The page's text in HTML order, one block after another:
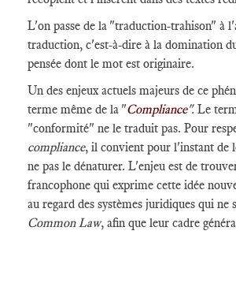
L'on passe de la "traduction-trahison" à
traduction, c'est-à-dire à la domination
pensée dont le mot est originaire.
Un des enjeux actuels majeurs de ce
terme même de la "Compliance". Le
"conformité" ne le traduit pas. Pour
compliance, il convient pour l'instant de
ne pas le dénaturer. L'enjeu est de
francophone qui exprime cette idée
au regard des systèmes juridiques qui ne
Common Law, afin que leur cadre